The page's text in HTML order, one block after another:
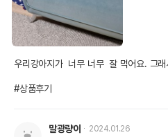
우리강아지가  너무 너무  잘 먹어요. 그
#상품후기
말광량이
2024.01.26